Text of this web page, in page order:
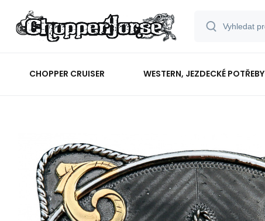
CHOPPER CRUISER WESTERN, JEZDECKÉ POTŘEBY